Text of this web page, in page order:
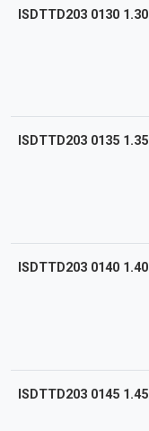
ISDTTD203 0130 1.30
ISDTTD203 0135 1.35
ISDTTD203 0140 1.40
ISDTTD203 0145 1.45